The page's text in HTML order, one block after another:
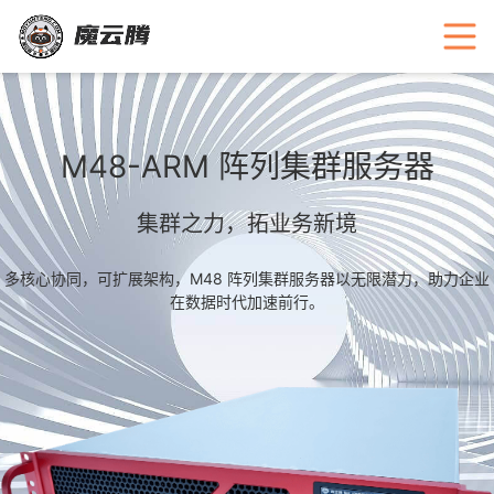
M48-ARM 阵列集群服务器
集群之力，拓业务新境
多核心协同，可扩展架构，M48 阵列集群服务器以无限潜力，助力企业
在数据时代加速前行。